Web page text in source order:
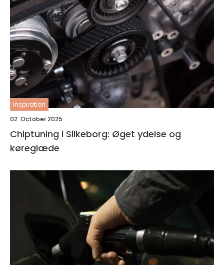
inspiration
02. October 2025
Chiptuning i Silkeborg: Øget ydelse og
køreglæde